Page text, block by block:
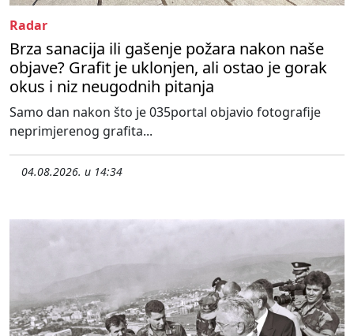
Radar
Brza sanacija ili gašenje požara nakon naše
objave? Grafit je uklonjen, ali ostao je gorak
okus i niz neugodnih pitanja
Samo dan nakon što je 035portal objavio fotografije
neprimjerenog grafita...
04.08.2026. u 14:34